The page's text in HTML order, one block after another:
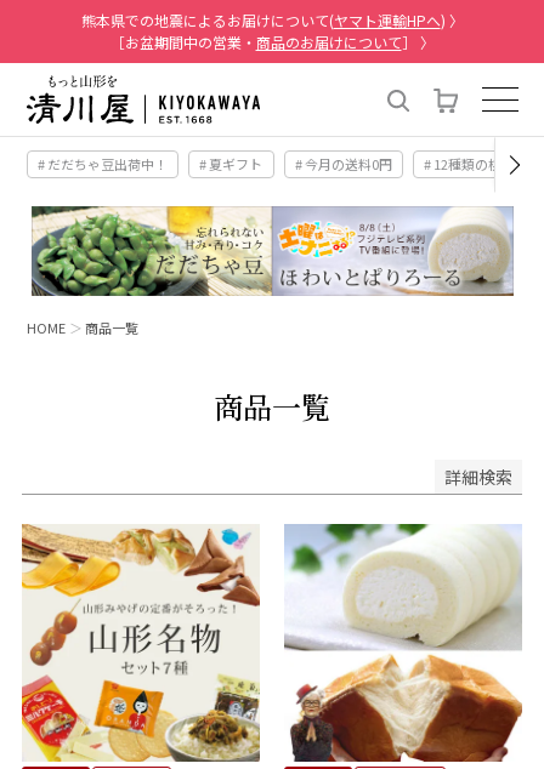
熊本県での地震によるお届けについて(ヤマト運輸HPへ) 〉
［お盆期間中の営業・ 商品のお届けについて］ 〉
# だだちゃ豆出荷中！ # 夏ギフト # 今月の送料0円 # 12種類の桃
HOME 商品一覧
商品一覧
詳細検索
キーワード
商品番号
価格
タグ